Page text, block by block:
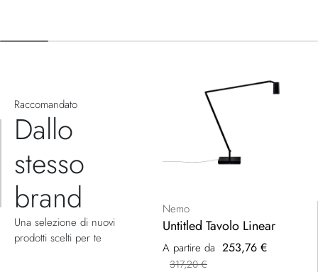
Raccomandato
Dallo
stesso
brand
Una selezione di nuovi
prodotti scelti per te
Nemo
Untitled Tavolo Linear
A partire da 253,76 €
317,20 €